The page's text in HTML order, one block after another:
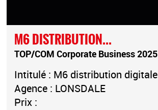
M6 DISTRIBUTION...
TOP/COM Corporate Business 2025
Intitulé : M6 distribution digitale
Agence : LONSDALE
Prix :